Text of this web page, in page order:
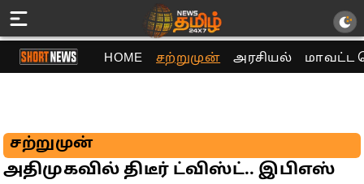
HOME சற்றுமுன் அரசியல் மாவட்ட
சற்றுமுன்
அதிமுகவில் திடீர் ட்விஸ்ட்.. இபிஎஸ்